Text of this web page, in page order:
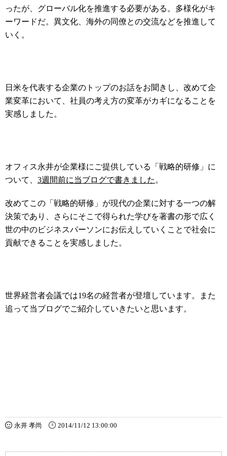
ったが、グローバル化を推進する必要がある。多様化がキ
ーワードだ。異文化、海外の同僚との交流などを推進して
いく。
日米を代表する企業のトップのお話をお聞きし、改めて企
業変革において、社員の考え方の変革がカギになることを
実感しました。
オフィス永井が企業様にご提供している「戦略的研修」に
ついて、 3週間前に当ブログで書きました 。
改めてこの「戦略的研修」が現代の企業に対する一つの解
決策であり、さらにそこで得られた学びを著書の形で広く
世の中のビジネスパーソンにお伝えしていくことで社会に
貢献できることを実感しました。
世界経営者会議では19名の経営者が登壇しています。また
追って当ブログでご紹介していきたいと思います。
永井 孝尚 2014/11/12 13:00:00